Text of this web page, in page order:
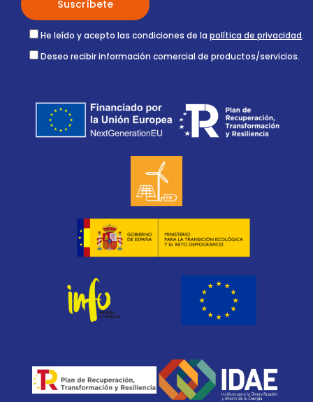
He leído y acepto las condiciones de la política de privacidad.
Deseo recibir información comercial de productos/servicios.